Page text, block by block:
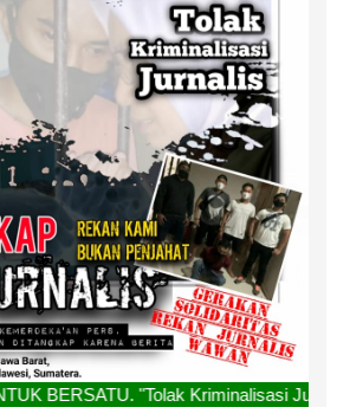
"Tolak Kriminalisasi Jurnalis, Rekan